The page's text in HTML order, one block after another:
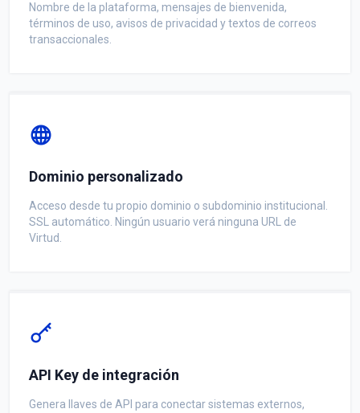
Nombre de la plataforma, mensajes de bienvenida,
términos de uso, avisos de privacidad y textos de correos
transaccionales.
Dominio personalizado
Acceso desde tu propio dominio o subdominio institucional.
SSL automático. Ningún usuario verá ninguna URL de
Virtud.
API Key de integración
Genera llaves de API para conectar sistemas externos,